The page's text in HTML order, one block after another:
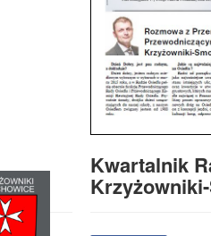
Kwartalnik